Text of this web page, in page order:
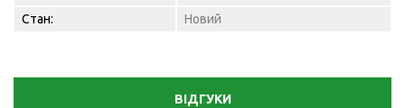
Стан:
Новий
ВІДГУКИ